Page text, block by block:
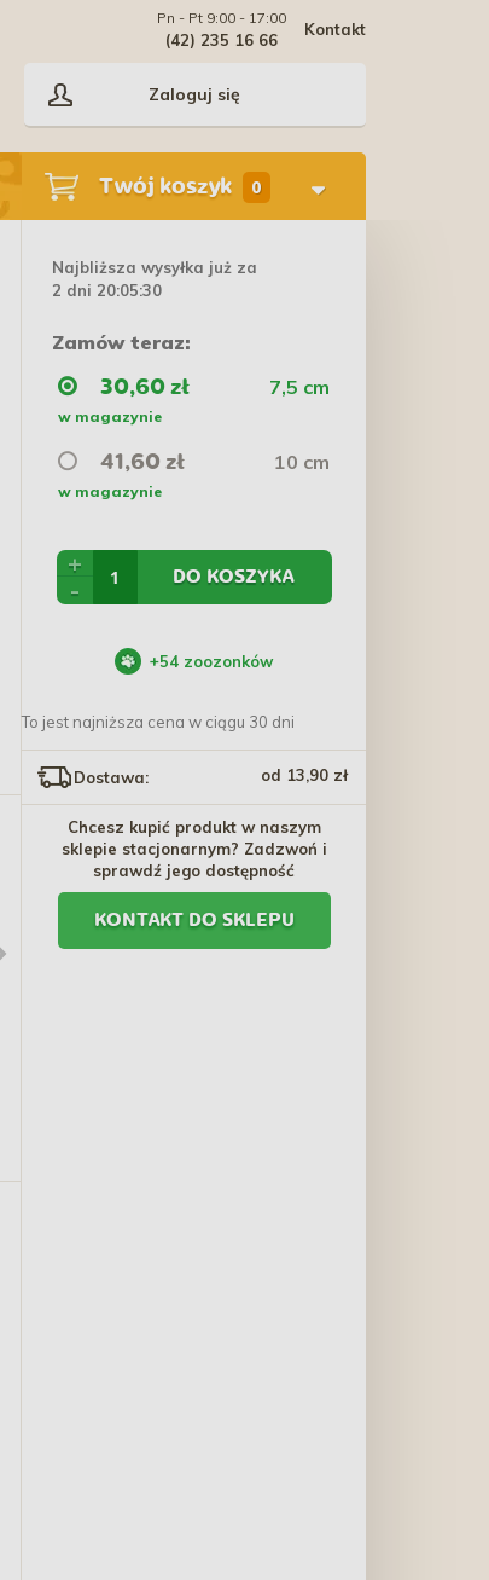
Kontakt
Pn - Pt 9:00 - 17:00
(42) 235 16 66
Zaloguj się
Twój koszyk 0
Najbliższa wysyłka już za
2 dni 20:05:29
Zamów teraz:
30,60 zł 7,5 cm
w magazynie
41,60 zł 10 cm
w magazynie
+
-
DO KOSZYKA
+54 zoozonków
To jest najniższa cena w ciągu 30 dni
Dostawa: od 13,90 zł
Chcesz kupić produkt w naszym
sklepie stacjonarnym? Zadzwoń i
sprawdź jego dostępność
KONTAKT DO SKLEPU